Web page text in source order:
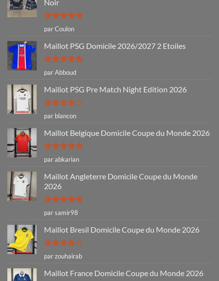
Noir
Note5sur
5
par Coulon
Maillot PSG Domicile 2026/2027 2 Etoiles
Note5sur
5
par Abboud
Maillot PSG Pre Match Night Edition 2026
Note4
sur 5
par blancon
Maillot Belgique Domicile Coupe du Monde 2026
Note5sur
5
par abkarian
Maillot Angleterre Domicile Coupe du Monde
2026
Note5sur
5
par samir98
Maillot Bresil Domicile Coupe du Monde 2026
Note4
sur 5
par zouhairab
Maillot France Domicile Coupe du Monde 2026